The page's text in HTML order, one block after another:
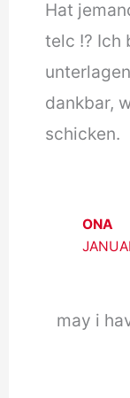
Hat
telc !? Ich
dankbar,
schicken.
ONA
may i